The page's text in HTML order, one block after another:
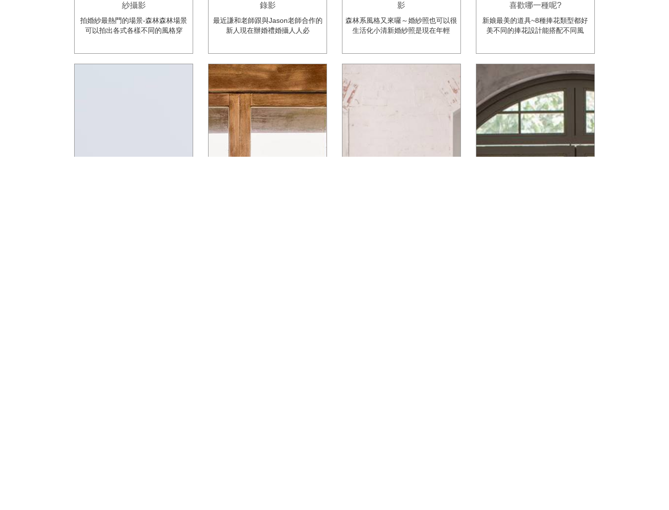
紗攝影
拍婚紗最熱門的場景-森林森林場景
可以拍出各式各樣不同的風格穿
錄影
最近謙和老師跟與Jason老師合作的
新人現在辦婚禮婚攝人人必
影
森林系風格又來囉～婚紗照也可以很
生活化小清新婚紗照是現在年輕
喜歡哪一種呢?
新娘最美的道具~8種捧花類型都好
美不同的捧花設計能搭配不同風